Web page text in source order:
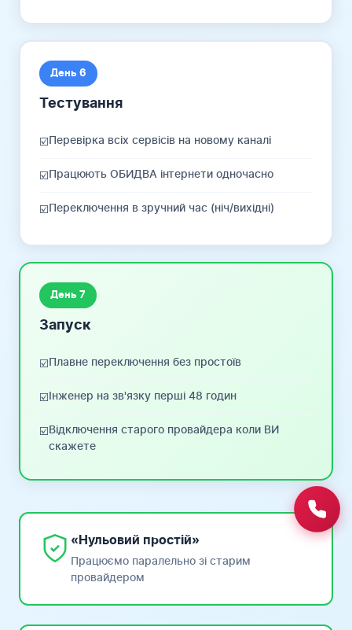
День 6
Тестування
☑️Перевірка всіх сервісів на новому каналі
☑️Працюють ОБИДВА інтернети одночасно
☑️Переключення в зручний час (ніч/вихідні)
День 7
Запуск
☑️Плавне переключення без простоїв
☑️Інженер на зв'язку перші 48 годин
☑️Відключення старого провайдера коли ВИ
скажете
«Нульовий простій»
Працюємо паралельно зі старим
провайдером